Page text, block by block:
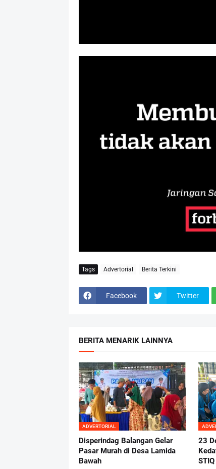
Tags Advertorial Berita Terkini
Facebook Twitter
BERITA MENARIK LAINNYA
ADVERTORIAL
Disperindag Balangan Gelar
Pasar Murah di Desa Lamida
Bawah
23